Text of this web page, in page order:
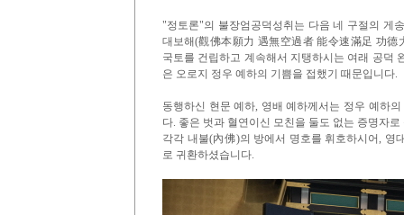
"정토론"의 불장엄공덕성취는 다음 네 구절의 게
대보해(觀佛本願力 遇無空過者 能令速滿足 功德
국토를 건립하고 계속해서 지탱하시는 여래 공덕
은 오로지 정우 예하의 기쁨을 접했기 때문입니다.
동행하신 현문 예하, 영배 예하께서는 정우 예하
다. 좋은 벗과 혈연이신 모친을 둘도 없는 증명자
각각 내불(內佛)의 방에서 명호를 휘호하시어, 영
로 귀환하셨습니다.